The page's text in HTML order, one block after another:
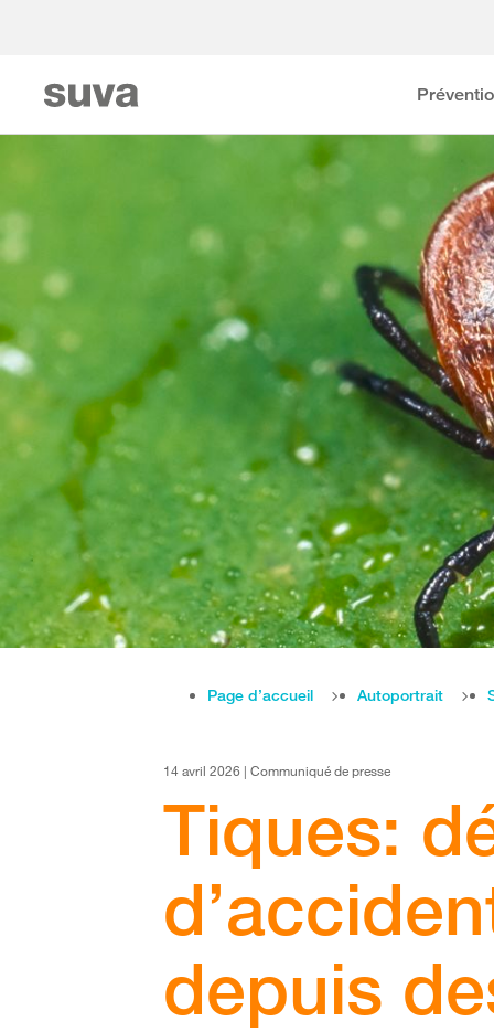
Page d’accueil Autoportrait
14 avril 2026 | Communiqué de presse
Tiques:
depuis